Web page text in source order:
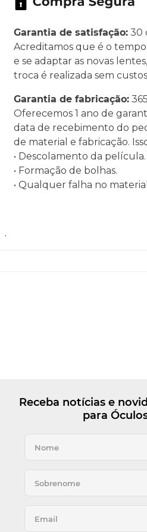
Garantia de satisfação: 30
Acreditamos que é o
e se adaptar as novas
troca é realizada sem
Garantia de fabricação:
Oferecemos 1 ano de
data de recebimento do
de material e fabricação.
• Descolamento da película.
• Formação de bolhas.
• Qualquer falha no
.
Receba notícias e
para